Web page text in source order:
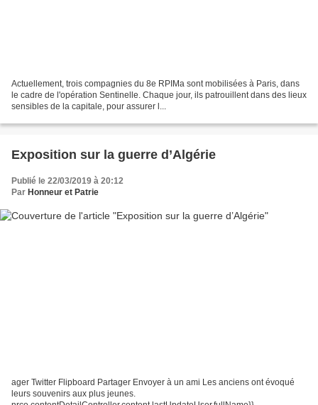
Actuellement, trois compagnies du 8e RPIMa sont mobilisées à Paris, dans
le cadre de l'opération Sentinelle. Chaque jour, ils patrouillent dans des lieux
sensibles de la capitale, pour assurer l...
Exposition sur la guerre d’Algérie
Publié le 22/03/2019 à 20:12
Par Honneur et Patrie
ager Twitter Flipboard Partager Envoyer à un ami Les anciens ont évoqué
leurs souvenirs aux plus jeunes.